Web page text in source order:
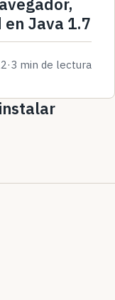
Java 1.7
·3 min de lectura